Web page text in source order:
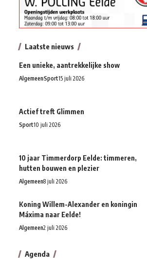
Laatste nieuws
Een unieke, aantrekkelijke show
AlgemeenSport15 juli 2026
Actief treft Glimmen
Sport10 juli 2026
10 jaar Timmerdorp Eelde: timmeren,
hutten bouwen en plezier
Algemeen8 juli 2026
Koning Willem-Alexander en koningin
Máxima naar Eelde!
Algemeen2 juli 2026
Agenda